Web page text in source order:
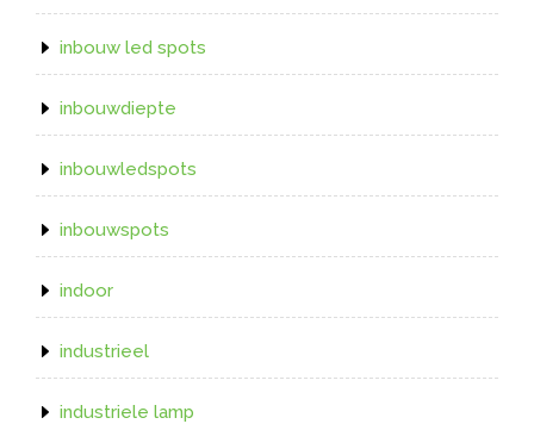
inbouw led spots
inbouwdiepte
inbouwledspots
inbouwspots
indoor
industrieel
industriele lamp